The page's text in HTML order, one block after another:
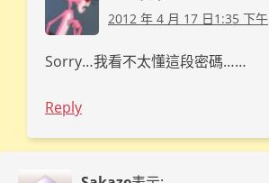
2012 年 4 月 17 日1:35 下午
Sorry…我看不太懂這段密碼……
Reply